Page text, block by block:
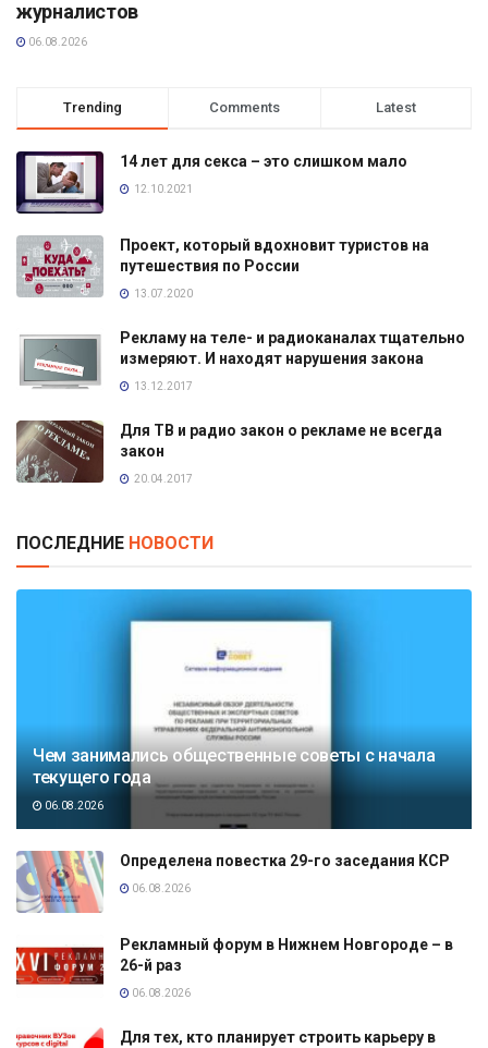
журналистов
06.08.2026
Trending Comments Latest
14 лет для секса – это слишком мало
12.10.2021
Проект, который вдохновит туристов на
путешествия по России
13.07.2020
Рекламу на теле- и радиоканалах тщательно
измеряют. И находят нарушения закона
13.12.2017
Для ТВ и радио закон о рекламе не всегда
закон
20.04.2017
ПОСЛЕДНИЕ НОВОСТИ
Чем занимались общественные советы с начала
текущего года
06.08.2026
Определена повестка 29-го заседания КСР
06.08.2026
Рекламный форум в Нижнем Новгороде – в
26-й раз
06.08.2026
Для тех, кто планирует строить карьеру в